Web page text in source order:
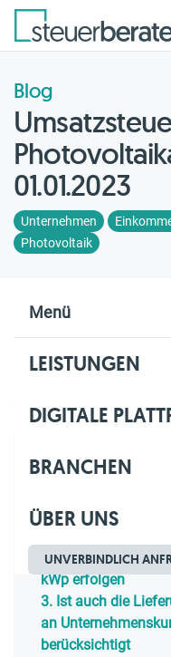
Menü
LEISTUNGEN
DIGITALE
BRANCHEN
ÜBER UNS
UNVERBINDLICH
Blog
01.01.2023
Unternehmen
Photovoltaik
Home
Änderung des
die Lieferung und
2. Wie kann der
kWp erfolgen
3. Ist auch die
an
berücksichtigt